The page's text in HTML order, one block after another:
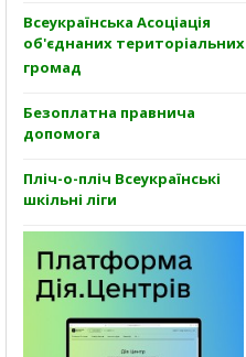
Всеукраїнська Асоціація
об'єднаних територіальних
громад
Безоплатна правнича
допомога
Пліч-о-пліч Всеукраїнські
шкільні ліги